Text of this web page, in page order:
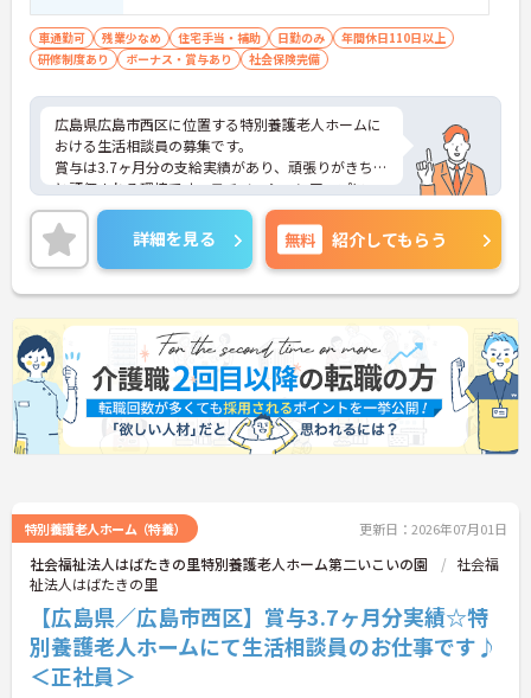
車通勤可 残業少なめ 住宅手当・補助 日勤のみ
年間休日110日以上
研修制度あり
ボーナス・賞与あり 社会保険完備
広島県広島市西区に位置する特別養護老人ホームに
おける生活相談員の募集です。
賞与は3.7ヶ月分の支給実績があり、頑張りがきちん
と評価される環境です。モチベーションアップにつ
ながります。
ご興味のある方には、面接対策ポイントなど、さら
に詳細をご案内しますのでお気軽にご相談くださ
い！
詳細を見る 無料 紹介してもらう
特別養護老人ホーム（特養） 更新日：2026年07月01日
社会福祉法人はばたきの里特別養護老人ホーム第二いこいの園
社会福
祉法人はばたきの里
【広島県／広島市西区】賞与3.7ヶ月分実績☆特
別養護老人ホームにて生活相談員のお仕事です♪
＜正社員＞